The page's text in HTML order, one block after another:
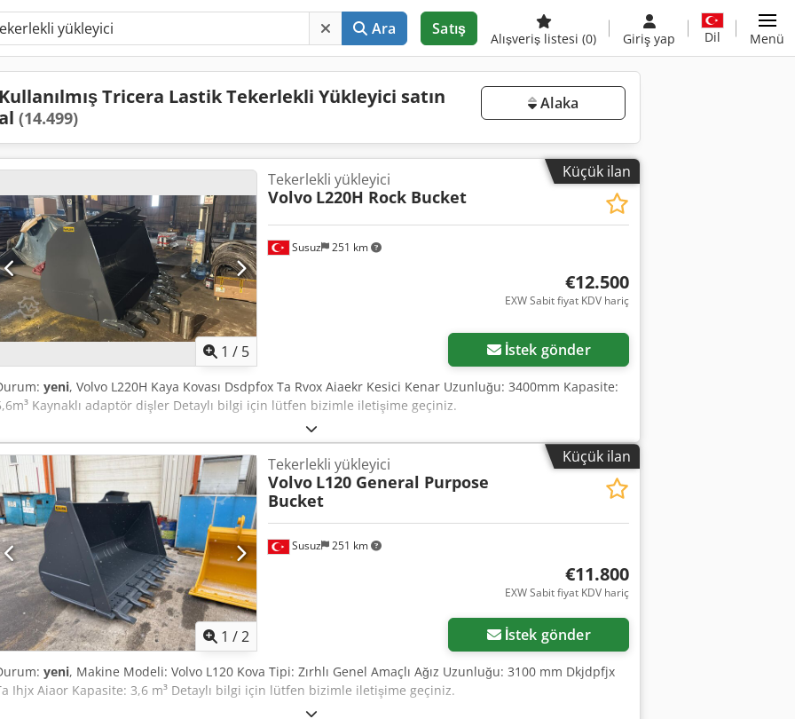
Ara Satış
Alışveriş listesi (0) Giriş yap Dil Menü
Tricera Lastik Tekerlekli Yükleyici satın
(14.499)
Alaka
Küçük ilan
1 / 5
Susuz 251 km
Tekerlekli yükleyici
Volvo L220H Rock Bucket
€12.500
EXW Sabit fiyat KDV hariç
İstek gönder
yeni, Volvo L220H Kaya Kovası Dsdpfox Ta Rvox Aiaekr Kesici Kenar Uzunluğu: 3400mm Kapasite:
Kaynaklı adaptör dişler Detaylı bilgi için lütfen bizimle iletişime geçiniz.
Küçük ilan
Daha fazla fotoğraf
1 /2
Susuz 251 km
Tekerlekli yükleyici
Volvo L120 General Purpose
Bucket
€11.800
EXW Sabit fiyat KDV hariç
İstek gönder
yeni, Makine Modeli: Volvo L120 Kova Tipi: Zırhlı Genel Amaçlı Ağız Uzunluğu: 3100 mm Dkjdpfjx
Ihjx Aiaor Kapasite: 3,6 m³ Detaylı bilgi için lütfen bizimle iletişime geçiniz.